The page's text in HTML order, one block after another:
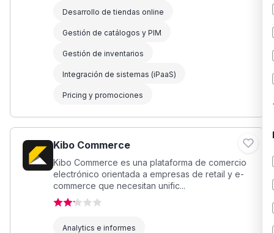
Desarrollo de tiendas online
Gestión de catálogos y PIM
Gestión de inventarios
Integración de sistemas (iPaaS)
Pricing y promociones
Kibo Commerce
Kibo Commerce es una plataforma de comercio
electrónico orientada a empresas de retail y e-
commerce que necesitan unific...
Analytics e informes